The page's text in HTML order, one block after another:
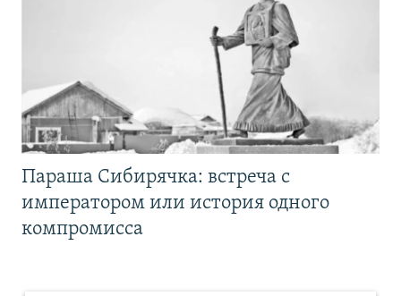
Параша Сибирячка: встреча с
императором или история одного
компромисса